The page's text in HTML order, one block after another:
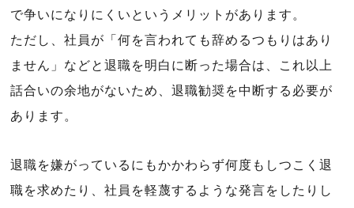
で争いになりにくいというメリットがあります。
ただし、社員が「何を言われても辞めるつもりはあり
ません」などと退職を明白に断った場合は、これ以上
話合いの余地がないため、退職勧奨を中断する必要が
あります。
退職を嫌がっているにもかかわらず何度もしつこく退
職を求めたり、社員を軽蔑するような発言をしたりし